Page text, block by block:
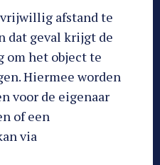
afstand te
dat geval krijgt de
om het object te
Hiermee worden
voor de eigenaar
of een
via